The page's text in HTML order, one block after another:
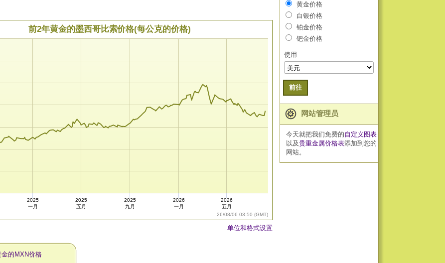
26/08/06 03:50 (GMT)
前2年黄金的墨西哥比索价格(每公克的价格)
2025
一月
2025
五月
2025
九月
2026
一月
2026
五月
单位和格式设置
金的MXN价格
黄金价格
白银价格
铂金价格
钯金价格
使用
前往
网站管理员
今天就把我们免费的自定义图表
以及贵重金属价格表添加到您的
网站。